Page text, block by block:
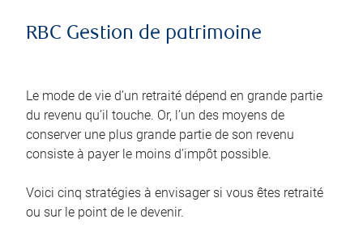
RBC Gestion de patrimoine
Le mode de vie d’un retraité dépend en grande partie
du revenu qu’il touche. Or, l’un des moyens de
conserver une plus grande partie de son revenu
consiste à payer le moins d’impôt possible.
Voici cinq stratégies à envisager si vous êtes retraité
ou sur le point de le devenir.